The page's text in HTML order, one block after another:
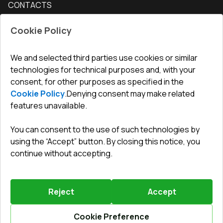
Interior doors
How to measure windows
For companies, cooperation
Conditions for returning goods
Guarantee
CONTACTS
undefined(undefined)
info@toptechnik.com.pl
Polityka prywatności
REGULAMIN
©2026.All right reserved.Powered byVitrager.com.
Report a problem?
Cookie Policy
We and selected third parties use cookies or similar
technologies for technical purposes and, with your
consent, for other purposes as specified in the
Cookie Policy.Denying consent may make related
features unavailable.
You can consent to the use of such technologies by
using the “Accept” button. By closing this notice, you
continue without accepting.
Reject Accept
Cookie Preference